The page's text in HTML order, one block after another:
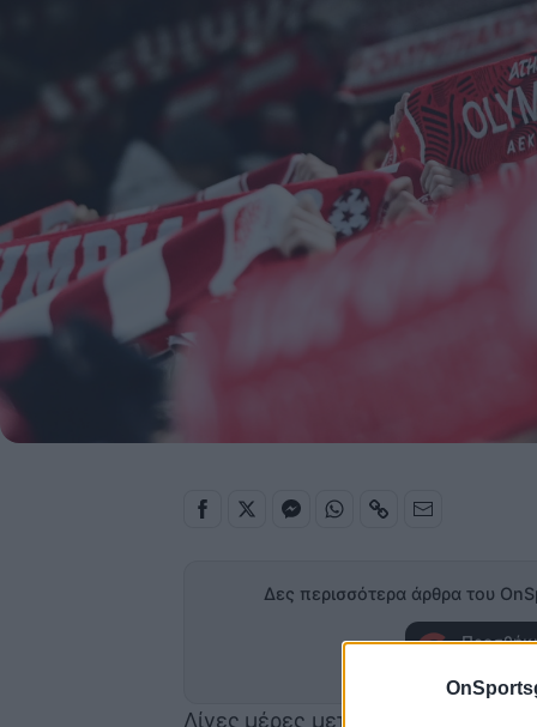
Δες περισσότερα άρθρα του
Λίγες μέρες μετά τη μεγάλη